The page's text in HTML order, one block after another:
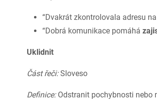
“Dvakrát zkontrolovala adresu na
“Dobrá komunikace pomáhá
Uklidnit
Část řeči:Sloveso
Definice:Odstranit pochybnosti nebo